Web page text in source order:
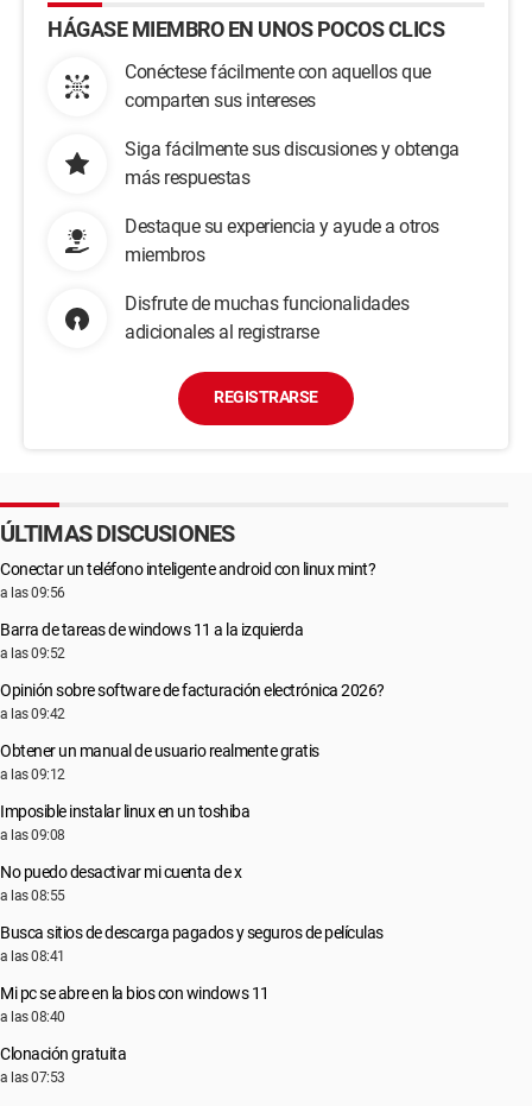
HÁGASE MIEMBRO EN UNOS POCOS CLICS
Conéctese fácilmente con aquellos que
comparten sus intereses
Siga fácilmente sus discusiones y obtenga
más respuestas
Destaque su experiencia y ayude a otros
miembros
Disfrute de muchas funcionalidades
adicionales al registrarse
REGISTRARSE
ÚLTIMAS DISCUSIONES
Conectar un teléfono inteligente android con linux mint?
a las 09:56
Barra de tareas de windows 11 a la izquierda
a las 09:52
Opinión sobre software de facturación electrónica 2026?
a las 09:42
Obtener un manual de usuario realmente gratis
a las 09:12
Imposible instalar linux en un toshiba
a las 09:08
No puedo desactivar mi cuenta de x
a las 08:55
Busca sitios de descarga pagados y seguros de películas
a las 08:41
Mi pc se abre en la bios con windows 11
a las 08:40
Clonación gratuita
a las 07:53